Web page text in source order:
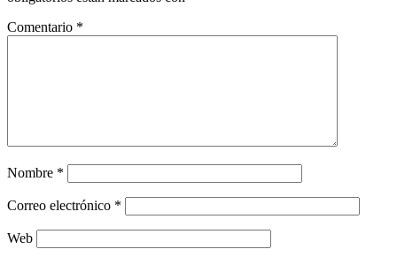
Comentario *
Nombre *
Correo electrónico *
Web